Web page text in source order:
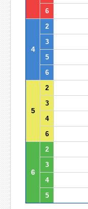
6
4
2
3
5
6
5
2
3
4
6
6
2
3
4
5